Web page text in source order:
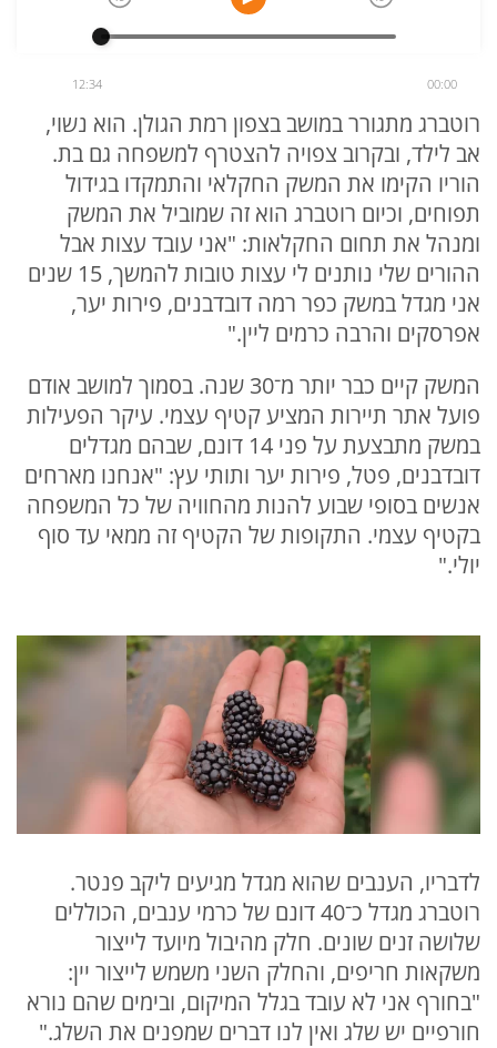
00:00
12:34
רוטברג מתגורר במושב בצפון רמת הגולן. הוא נשוי,
אב לילד, ובקרוב צפויה להצטרף למשפחה גם בת.
הוריו הקימו את המשק החקלאי והתמקדו בגידול
תפוחים, וכיום רוטברג הוא זה שמוביל את המשק
ומנהל את תחום החקלאות: "אני עובד עצות אבל
ההורים שלי נותנים לי עצות טובות להמשך, 15 שנים
אני מגדל במשק כפר רמה דובדבנים, פירות יער,
אפרסקים והרבה כרמים ליין."
המשק קיים כבר יותר מ־30 שנה. בסמוך למושב אודם
פועל אתר תיירות המציע קטיף עצמי. עיקר הפעילות
במשק מתבצעת על פני 14 דונם, שבהם מגדלים
דובדבנים, פטל, פירות יער ותותי עץ: "אנחנו מארחים
אנשים בסופי שבוע להנות מהחוויה של כל המשפחה
בקטיף עצמי. התקופות של הקטיף זה ממאי עד סוף
יולי."
לדבריו, הענבים שהוא מגדל מגיעים ליקב פנטר.
רוטברג מגדל כ־40 דונם של כרמי ענבים, הכוללים
שלושה זנים שונים. חלק מהיבול מיועד לייצור
משקאות חריפים, והחלק השני משמש לייצור יין:
"בחורף אני לא עובד בגלל המיקום, ובימים שהם נורא
חורפיים יש שלג ואין לנו דברים שמפנים את השלג."